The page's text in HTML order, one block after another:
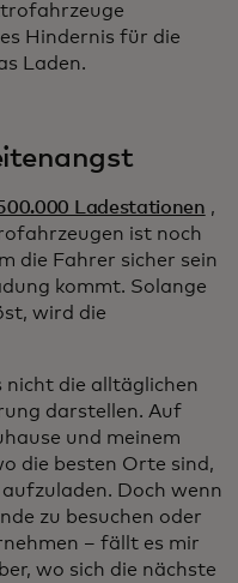
Hindernis für die
Laden.
Ladestationen ,
ist noch
die Fahrer sicher sein
kommt. Solange
wird die
nicht die alltäglichen
darstellen. Auf
und meinem
die besten Orte sind,
Doch wenn
zu besuchen oder
– fällt es mir
wo sich die nächste